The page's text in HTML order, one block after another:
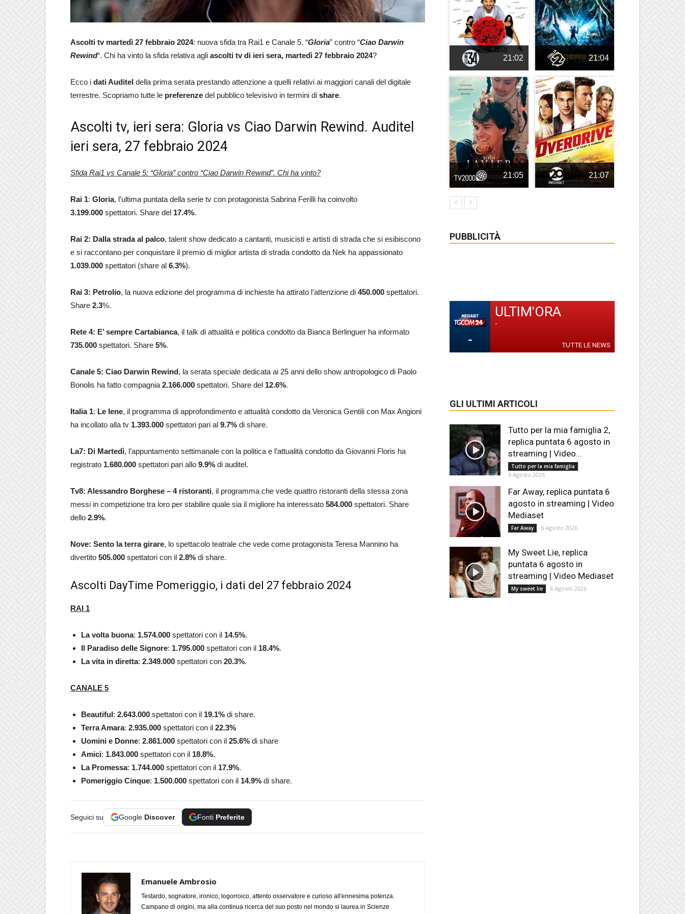
Ascolti tv martedì 27 febbraio 2024: nuova sfida tra Rai1 e Canale 5. “Gloria” contro “Ciao Darwin
Rewind“. Chi ha vinto la sfida relativa agli ascolti tv di ieri sera, martedì 27 febbraio 2024?
Ecco i dati Auditel della prima serata prestando attenzione a quelli relativi ai maggiori canali del digitale
terrestre. Scopriamo tutte le preferenze del pubblico televisivo in termini di share.
Ascolti tv, ieri sera: Gloria vs Ciao Darwin Rewind. Auditel
ieri sera, 27 febbraio 2024
Sfida Rai1 vs Canale 5: “Gloria” contro “Ciao Darwin Rewind”. Chi ha vinto?
Rai 1: Gloria, l’ultima puntata della serie tv con protagonista Sabrina Ferilli ha coinvolto
3.199.000 spettatori. Share del 17.4%.
Rai 2: Dalla strada al palco, talent show dedicato a cantanti, musicisti e artisti di strada che si esibiscono
e si raccontano per conquistare il premio di miglior artista di strada condotto da Nek ha appassionato
1.039.000 spettatori (share al 6.3%).
Rai 3: Petrolio, la nuova edizione del programma di inchieste ha attirato l’attenzione di 450.000 spettatori.
Share 2.3%.
Rete 4: E’ sempre Cartabianca, il talk di attualità e politica condotto da Bianca Berlinguer ha informato
735.000 spettatori. Share 5%.
Canale 5: Ciao Darwin Rewind, la serata speciale dedicata ai 25 anni dello show antropologico di Paolo
Bonolis ha fatto compagnia 2.166.000 spettatori. Share del 12.6%.
Italia 1: Le Iene, il programma di approfondimento e attualità condotto da Veronica Gentili con Max Angioni
ha incollato alla tv 1.393.000 spettatori pari al 9.7% di share.
La7: Di Martedì, l’appuntamento settimanale con la politica e l’attualità condotto da Giovanni Floris ha
registrato 1.680.000 spettatori pari allo 9.9% di auditel.
Tv8: Alessandro Borghese – 4 ristoranti, il programma che vede quattro ristoranti della stessa zona
messi in competizione tra loro per stabilire quale sia il migliore ha interessato 584.000 spettatori. Share
dello 2.9%.
Nove: Sento la terra girare, lo spettacolo teatrale che vede come protagonista Teresa Mannino ha
divertito 505.000 spettatori con il 2.8% di share.
Ascolti DayTime Pomeriggio, i dati del 27 febbraio 2024
RAI 1
La volta buona: 1.574.000 spettatori con il 14.5%.
Il Paradiso delle Signore: 1.795.000 spettatori con il 18.4%.
La vita in diretta: 2.349.000 spettatori con 20.3%.
CANALE 5
Beautiful: 2.643.000 spettatori con il 19.1% di share.
Terra Amara: 2.935.000 spettatori con il 22.3%
Uomini e Donne: 2.861.000 spettatori con il 25.6% di share
Amici: 1.843.000 spettatori con il 18.8%.
La Promessa: 1.744.000 spettatori con il 17.9%.
Pomeriggio Cinque: 1.500.000 spettatori con il 14.9% di share.
Seguici su Google Discover Fonti Preferite
Emanuele Ambrosio
Testardo, sognatore, ironico, logorroico, attento osservatore e curioso all'ennesima potenza.
Campano di origini, ma alla continua ricerca del suo posto nel mondo si laurea in Scienze
21:02 21:04
21:05 21:07
PUBBLICITÀ
-
ULTIM'ORA
-
TUTTE LE NEWS
GLI ULTIMI ARTICOLI
Tutto per la mia famiglia 2,
replica puntata 6 agosto in
streaming | Video...
Tutto per la mia famiglia
6 Agosto 2026
Far Away, replica puntata 6
agosto in streaming | Video
Mediaset
Far Away 6 Agosto 2026
My Sweet Lie, replica
puntata 6 agosto in
streaming | Video Mediaset
My sweet lie 6 Agosto 2026